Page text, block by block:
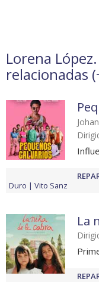
Lorena
relacionadas (
Duro
Vito Sanz
La